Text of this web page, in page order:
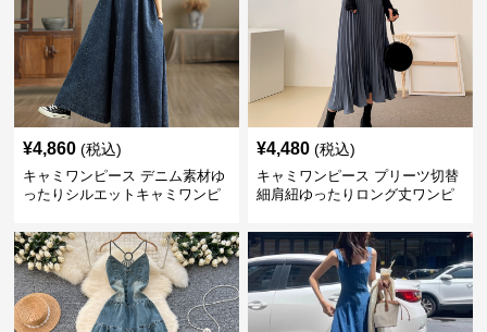
¥4,860 (税込)
キャミワンピース デニム素材ゆ
ったりシルエットキャミワンピ
¥4,480 (税込)
キャミワンピース プリーツ切替
細肩紐ゆったりロング丈ワンピ